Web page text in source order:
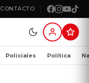
CONTACTO
Policiales Política